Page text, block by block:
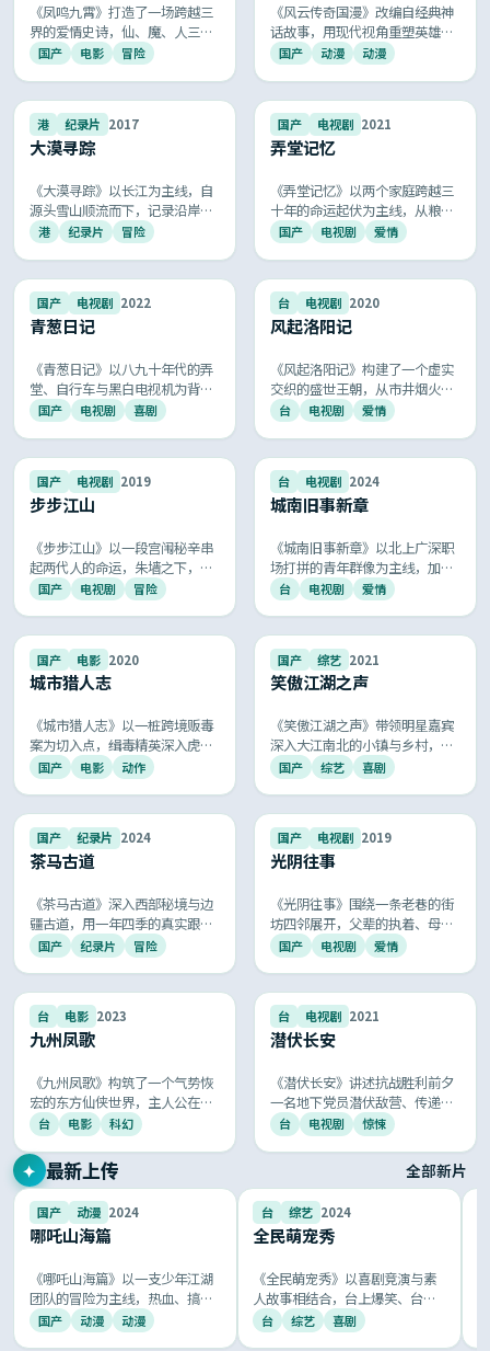
《凤鸣九霄》打造了一场跨越三
界的爱情史诗，仙、魔、人三界
纷争中，男女主历经七世情劫终
得圆满，唯美画面与悲壮配乐令
国产 电影 冒险
《风云传奇国漫》改编自经典神
话故事，用现代视角重塑英雄成
长，每一帧都能截屏当壁纸，是
阖家观看的国产高分动漫。
国产 动漫 动漫
港 纪录片 2017
大漠寻踪
《大漠寻踪》以长江为主线，自
源头雪山顺流而下，记录沿岸城
市与村落的变迁、城与人的故
事，是国产人文纪录片的标杆作
港 纪录片 冒险
国产 电视剧 2021
弄堂记忆
《弄堂记忆》以两个家庭跨越三
十年的命运起伏为主线，从粮票
布鞋到智能手机，把改革浪潮里
的悲喜冷暖娓娓道来，是国产年
国产 电视剧 爱情
国产 电视剧 2022
青葱日记
《青葱日记》以八九十年代的弄
堂、自行车与黑白电视机为背
景，通过几个普通家庭的悲欢离
合，再现改革开放初期一代人的
唤起 80 后 90 后共同的青春记
忆。
国产 电视剧 喜剧
台 电视剧 2020
风起洛阳记
《风起洛阳记》构建了一个虚实
交织的盛世王朝，从市井烟火到
朝堂博弈，全景式呈现古代中国
的礼乐风华，画面唯美，意境深
台 电视剧 爱情
国产 电视剧 2019
步步江山
《步步江山》以一段宫闱秘辛串
起两代人的命运，朱墙之下，深
情与谋略并存，朱砂痣与白月光
的纠葛令人唏嘘不已。
国产 电视剧 冒险
台 电视剧 2024
城南旧事新章
《城南旧事新章》以北上广深职
场打拼的青年群像为主线，加
班、租房、相亲、和解，每一处
细节都像在拍你我的日常，被网
台 电视剧 爱情
国产 电影 2020
城市猎人志
《城市猎人志》以一桩跨境贩毒
案为切入点，缉毒精英深入虎穴
展开生死搏杀，长镜头追车与近
身格斗段落看得人手心冒汗，是
国产 电影 动作
国产 综艺 2021
笑傲江湖之声
《笑傲江湖之声》带领明星嘉宾
深入大江南北的小镇与乡村，记
录人情冷暖与地方烟火，是慢综
艺中的口碑爆款。
国产 综艺 喜剧
国产 纪录片 2024
茶马古道
《茶马古道》深入西部秘境与边
疆古道，用一年四季的真实跟
拍，呈现普通牧民、手艺人与守
夜人的生活片段，安静而动人。
国产 纪录片 冒险
国产 电视剧 2019
光阴往事
《光阴往事》围绕一条老巷的街
坊四邻展开，父辈的执着、母亲
的隐忍与少年的张扬交织成一幅
80 后 90 后专属的成长画卷，温
国产 电视剧 爱情
台 电影 2023
九州凤歌
《九州凤歌》构筑了一个气势恢
宏的东方仙侠世界，主人公在历
劫渡情中追寻大道，国风美学叠
加顶级特效，剑舞云霄、神话再
生，给观众一次极致的视觉与情
感体验。
台 电影 科幻
台 电视剧 2021
潜伏长安
《潜伏长安》讲述抗战胜利前夕
一名地下党员潜伏敌营、传递重
要情报的故事，硬桥硬马的谍战
智斗与铁骨柔情的家国大爱并
存，节奏紧凑令人窒息。
台 电视剧 惊悚
✦ 最新上传 全部新片
国产 动漫 2024
哪吒山海篇
《哪吒山海篇》以一支少年江湖
团队的冒险为主线，热血、搞
笑、感动一应俱全，国风音乐与
京剧元素的运用让人耳目一新。
国产 动漫 动漫
台 综艺 2024
全民萌宠秀
《全民萌宠秀》以喜剧竞演与素
人故事相结合，台上爆笑、台下
走心，被全网称为「年度最治愈
的国产综艺」。
台 综艺 喜剧